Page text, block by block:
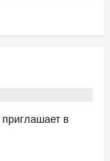
в